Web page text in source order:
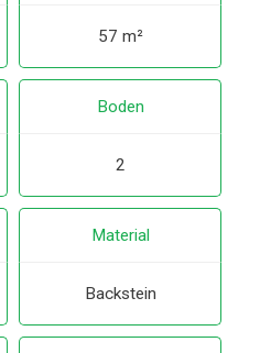
57 m²
Boden
2
Material
Backstein